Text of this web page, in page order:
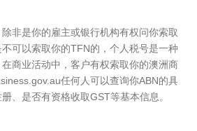
非是你的雇主或银行机构有权问你索取
可以索取你的TFN的，个人税号是一种
商业活动中，客户有权索取你的澳洲商
任何人可以查询你ABN的具
、是否有资格收取GST等基本信息。